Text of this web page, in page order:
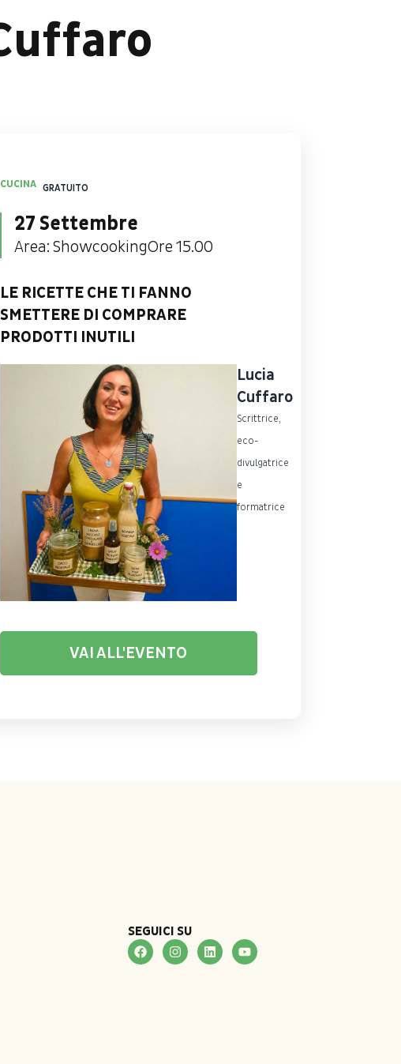
CUCINA GRATUITO
27 Settembre
Area: ShowcookingOre 15.00
LE RICETTE CHE TI FANNO
SMETTERE DI COMPRARE
PRODOTTI INUTILI
Lucia
Cuffaro
Scrittrice,
eco-
divulgatrice
e
formatrice
VAI ALL'EVENTO
SEGUICI SU